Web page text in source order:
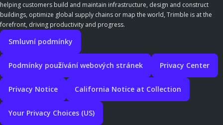
helping customers build and maintain infrastructure, design and construct
buildings, optimize global supply chains or map the world, Trimble is at the
forefront, driving productivity and progress.
Smluvní podmínky
Podmínky používání webových stránek Privacy Center
Privacy Notice California Notice at Collection
Your Privacy Choices (US)